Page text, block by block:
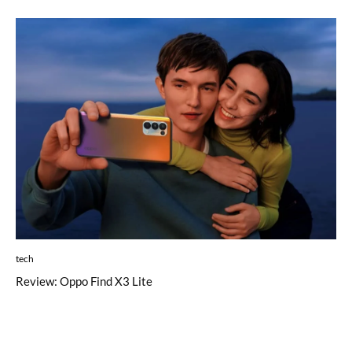
tech
Review: Oppo Find X3 Lite